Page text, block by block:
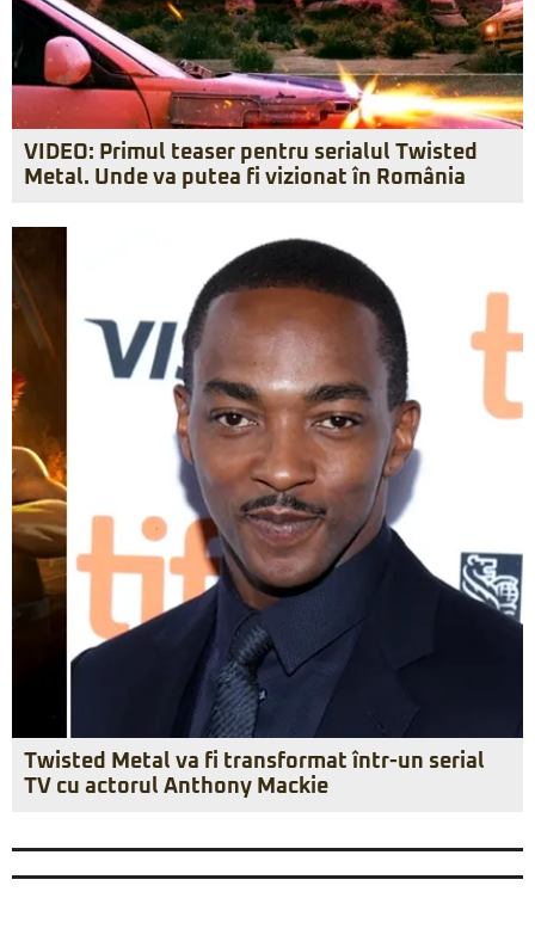
VIDEO: Primul teaser pentru serialul Twisted
Metal. Unde va putea fi vizionat în România
Twisted Metal va fi transformat într-un serial
TV cu actorul Anthony Mackie